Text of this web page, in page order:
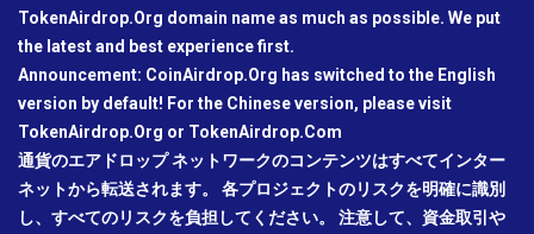
TokenAirdrop.Org domain name as much as possible. We put
the latest and best experience first.
Announcement: CoinAirdrop.Org has switched to the English
version by default! For the Chinese version, please visit
TokenAirdrop.Org or TokenAirdrop.Com
通貨のエアドロップ ネットワークのコンテンツはすべてインター
ネットから転送されます。 各プロジェクトのリスクを明確に識別
し、すべてのリスクを負担してください。 注意して、資金取引や